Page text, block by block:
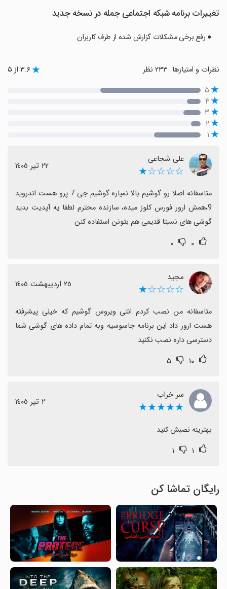
تغییرات برنامه ‏شبکه اجتماعی جمله در نسخه جدید
● رفع برخی مشکلات گزارش شده از طرف کاربران
نظرات و امتیازها ۳.۶ از ۵
۵
۴
۳
۲
۱
علی شجاعی
☆☆☆☆★ ٢٢ تیر ١٤٠٥
گوشی های نسبتا قدیمی هم بتونن استفاده کنن
۰ ۰
مجید
☆☆☆☆★ ٢٥ اردیبهشت ١٤٠٥
دسترسی داره نصب نکنید
۱۰ ۵
سر خراب
★★★★★ ٢ تیر ١٤٠٥
بهترینه نصبش کنید
۱ ۱
رایگان تماشا کن